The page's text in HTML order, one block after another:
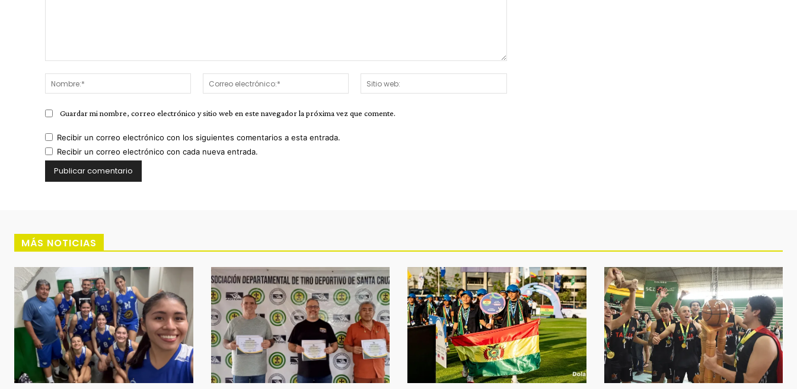
Nombre:*
Correo
electrónico:*
web:
Guardar mi nombre, correo electrónico y sitio web en este navegador la próxima vez que comente.
Recibir un correo electrónico con los siguientes comentarios a esta entrada.
Recibir un correo electrónico con cada nueva entrada.
MÁS NOTICIAS